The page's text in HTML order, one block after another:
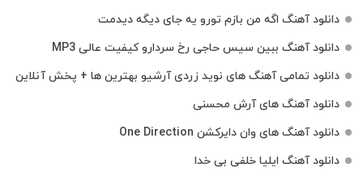
دانلود آهنگ اگه من بازم تورو یه جای دیگه دیدمت
دانلود آهنگ ببین سیس حاجی رخ سردارو کیفیت عالی MP3
دانلود تمامی آهنگ های نوید زردی آرشیو بهترین ها + پخش آنلاین
دانلود آهنگ های آرش محسنی
دانلود آهنگ های وان دایرکشن One Direction
دانلود آهنگ ایلیا خلفی بی خدا